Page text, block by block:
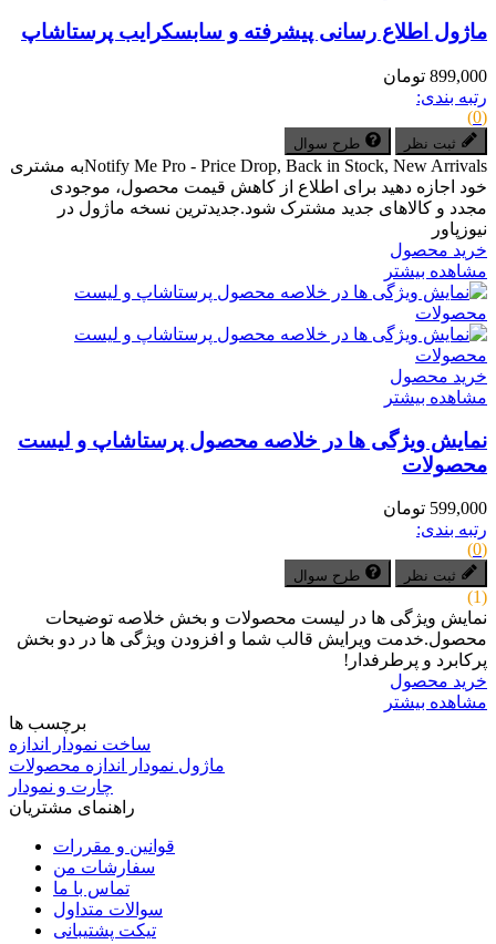
ماژول اطلاع رسانی پیشرفته و سابسکرایب پرستاشاپ
899,000 تومان
رتبه بندی:
(0)
ثبت نظر طرح سوال
Notify Me Pro - Price Drop, Back in Stock, New Arrivalsبه مشتری
خود اجازه دهید برای اطلاع از کاهش قیمت محصول، موجودی
مجدد و کالاهای جدید مشترک شود.جدیدترین نسخه ماژول در
نیوزپاور
خرید محصول
مشاهده بیشتر
خرید محصول
مشاهده بیشتر
نمایش ویژگی ها در خلاصه محصول پرستاشاپ و لیست
محصولات
599,000 تومان
رتبه بندی:
(0)
ثبت نظر طرح سوال
(1)
نمایش ویژگی ها در لیست محصولات و بخش خلاصه توضیحات
محصول.خدمت ویرایش قالب شما و افزودن ویژگی ها در دو بخش
پرکابرد و پرطرفدار!
خرید محصول
مشاهده بیشتر
برچسب ها
ساخت نمودار اندازه
ماژول نمودار اندازه محصولات
چارت و نمودار
راهنمای مشتریان
قوانین و مقررات
سفارشات من
تماس با ما
سوالات متداول
تیکت پشتیبانی